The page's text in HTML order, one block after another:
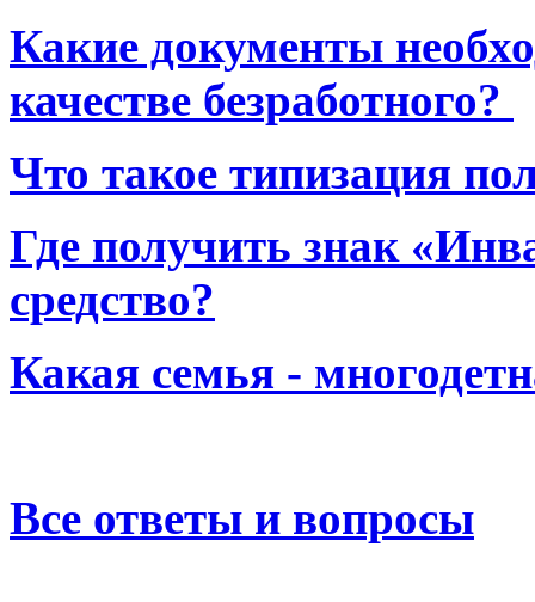
Какие документы
качестве безработного?
Что такое типизация
Где получить знак
средство?
Какая семья -
Все ответы и вопросы